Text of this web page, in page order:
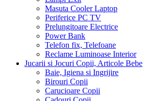
Masuta Cooler Laptop
Periferice PC TV
Prelungitoare Electrice
Power Bank
Telefon fix, Telefoane
Reclame Luminoase Interior
Jucarii si Jocuri Copii, Articole Bebe
Baie, Igiena si Ingrijire
Birouri Copii
Carucioare Copii